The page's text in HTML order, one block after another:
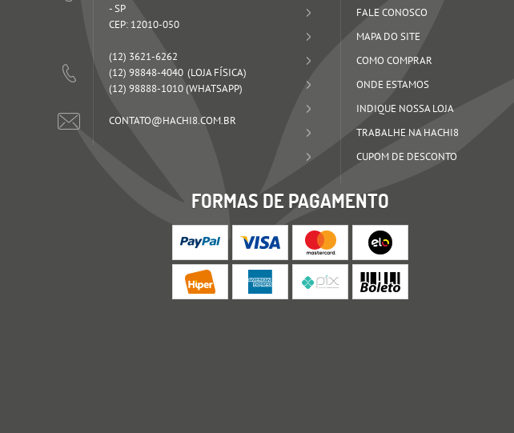
-SP
CEP: 12010-050
(12) 3621-6262
(12) 98848-4040
(12) 98888-1010(WHATSAPP)
CONTATO@HACHI8.COM.BR
FALE CONOSCO
MAPA DO SITE
COMO COMPRAR
ONDE ESTAMOS
INDIQUE NOSSA LOJA
TRABALHE NA HACHI8
CUPOM DE DESCONTO
FORMAS DE PAGAMENTO